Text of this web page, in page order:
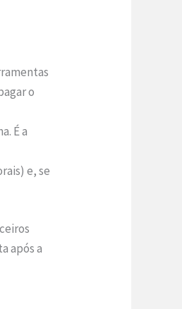
o
É a
e, se
após a